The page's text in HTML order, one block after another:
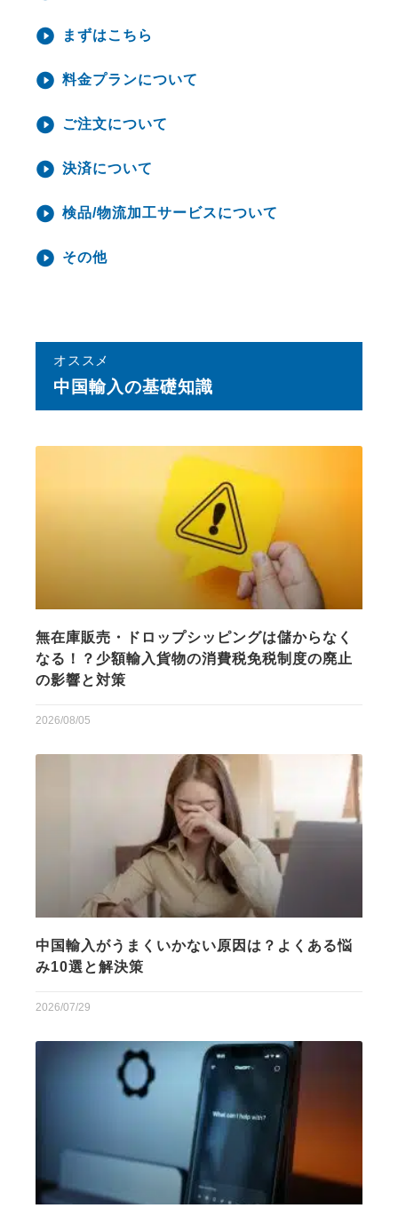
まずはこちら
料金プランについて
ご注文について
決済について
検品/物流加工サービスについて
その他
オススメ
中国輸⼊の基礎知識
無在庫販売・ドロップシッピングは儲からなく
なる！？少額輸入貨物の消費税免税制度の廃止
の影響と対策
2026/08/05
中国輸入がうまくいかない原因は？よくある悩
み10選と解決策
2026/07/29